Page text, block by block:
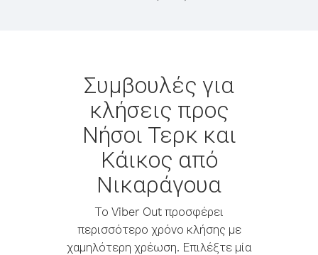
Συμβουλές για
κλήσεις προς
Νήσοι Τερκ και
Κάικος από
Νικαράγουα
Το Viber Out προσφέρει
περισσότερο χρόνο κλήσης με
χαμηλότερη χρέωση. Επιλέξτε μία